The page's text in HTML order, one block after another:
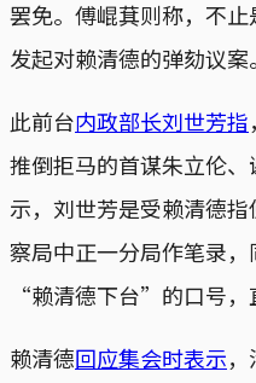
罢免。傅崐萁则称，不
发起对赖清德的弹劾议案。
此前台内政部长刘世芳指
推倒拒马的首谋朱立伦
示，刘世芳是受赖清德
察局中正一分局作笔录
“赖清德下台”的口号，
赖清德回应集会时表示